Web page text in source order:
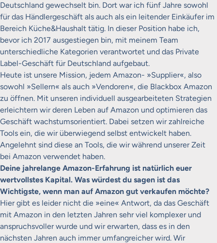
Deutschland gewechselt bin. Dort war ich fünf Jahre sowohl
für das Händlergeschäft als auch als ein leitender Einkäufer im
Bereich Küche&Haushalt tätig. In dieser Position habe ich,
bevor ich 2017 ausgestiegen bin, mit meinem Team
unterschiedliche Kategorien verantwortet und das Private
Label-Geschäft für Deutschland aufgebaut.
Heute ist unsere Mission, jedem Amazon- »Supplier«, also
sowohl »Sellern« als auch »Vendoren«, die Blackbox Amazon
zu öffnen. Mit unseren individuell ausgearbeiteten Strategien
erleichtern wir deren Leben auf Amazon und optimieren das
Geschäft wachstumsorientiert. Dabei setzen wir zahlreiche
Tools ein, die wir überwiegend selbst entwickelt haben.
Angelehnt sind diese an Tools, die wir während unserer Zeit
bei Amazon verwendet haben.
Deine jahrelange Amazon-Erfahrung ist natürlich euer
wertvollstes Kapital. Was würdest du sagen ist das
Wichtigste, wenn man auf Amazon gut verkaufen möchte?
Hier gibt es leider nicht die »eine« Antwort, da das Geschäft
mit Amazon in den letzten Jahren sehr viel komplexer und
anspruchsvoller wurde und wir erwarten, dass es in den
nächsten Jahren auch immer umfangreicher wird. Wir